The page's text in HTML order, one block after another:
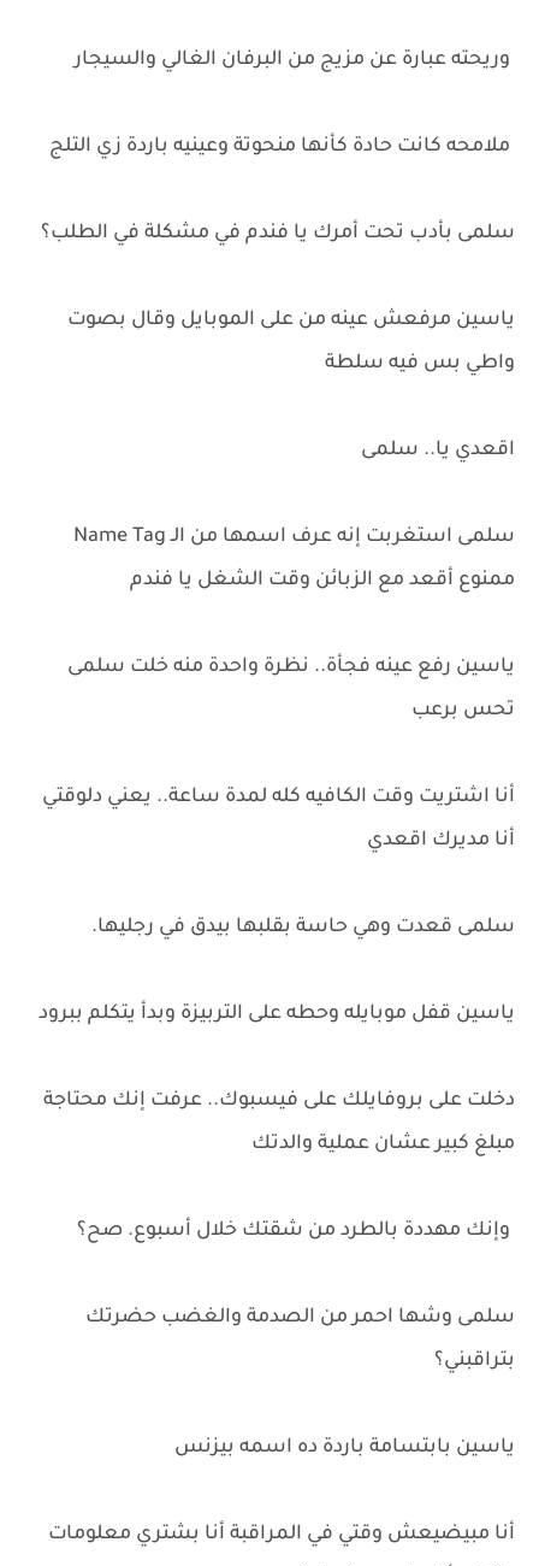
وريحته عبارة عن مزيج من البرفان الغالي والسيجار
ملامحه كانت حادة كأنها منحوتة وعينيه باردة زي التلج
سلمى بأدب تحت أمرك يا فندم في مشكلة في الطلب؟
ياسين مرفعش عينه من على الموبايل وقال بصوت
واطي بس فيه سلطة
اقعدي يا.. سلمى
سلمى استغربت إنه عرف اسمها من الـ Name Tag
ممنوع أقعد مع الزبائن وقت الشغل يا فندم
ياسين رفع عينه فجأة.. نظرة واحدة منه خلت سلمى
تحس برعب
أنا اشتريت وقت الكافيه كله لمدة ساعة.. يعني دلوقتي
أنا مديرك اقعدي
سلمى قعدت وهي حاسة بقلبها بيدق في رجليها.
ياسين قفل موبايله وحطه على التربيزة وبدأ يتكلم ببرود
دخلت على بروفايلك على فيسبوك.. عرفت إنك محتاجة
مبلغ كبير عشان عملية والدتك
وإنك مهددة بالطرد من شقتك خلال أسبوع. صح؟
سلمى وشها احمر من الصدمة والغضب حضرتك
بتراقبني؟
ياسين بابتسامة باردة ده اسمه بيزنس
أنا مبيضيعش وقتي في المراقبة أنا بشتري معلومات